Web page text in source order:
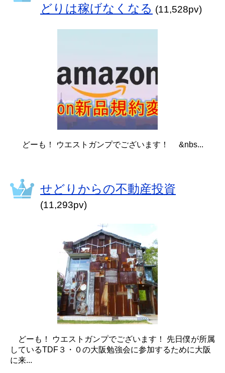
どりは稼げなくなる (11,528pv)
どーも！ ウエストガンプでございます！ &nbs...
せどりからの不動産投資
(11,293pv)
どーも！ ウエストガンプでございます！ 先日僕が所属
しているTDF３・０の大阪勉強会に参加するために大阪
に来...